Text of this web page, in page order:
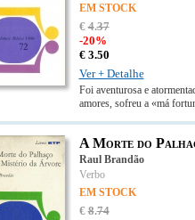
EM STOCK
€4.37
-20%
€ 3.50
Ver + Detalhe
Foi aventurosa e
amores, sofreu a «má
A Morte do
Raul Brandão
Verbo
EM STOCK
€8.74